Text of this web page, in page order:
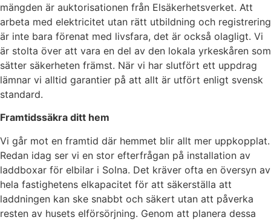
mängden är auktorisationen från Elsäkerhetsverket. Att
arbeta med elektricitet utan rätt utbildning och registrering
är inte bara förenat med livsfara, det är också olagligt. Vi
är stolta över att vara en del av den lokala yrkeskåren som
sätter säkerheten främst. När vi har slutfört ett uppdrag
lämnar vi alltid garantier på att allt är utfört enligt svensk
standard.
Framtidssäkra ditt hem
Vi går mot en framtid där hemmet blir allt mer uppkopplat.
Redan idag ser vi en stor efterfrågan på installation av
laddboxar för elbilar i Solna. Det kräver ofta en översyn av
hela fastighetens elkapacitet för att säkerställa att
laddningen kan ske snabbt och säkert utan att påverka
resten av husets elförsörjning. Genom att planera dessa